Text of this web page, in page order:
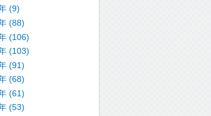
(9)
(88)
(106)
(103)
(91)
(68)
(61)
(53)